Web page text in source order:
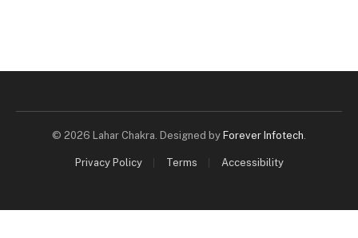
© 2026 Lahar Chakra. Designed by Forever Infotech.
Privacy Policy Terms Accessibility